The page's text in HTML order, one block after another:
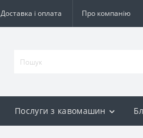
Доставка і оплата Про компанію
Послуги з кавомашин